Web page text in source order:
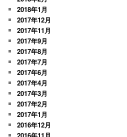
2018年1月
2017年12月
2017年11月
2017年9月
2017年8月
2017年7月
2017年6月
2017年4月
2017年3月
2017年2月
2017年1月
2016年12月